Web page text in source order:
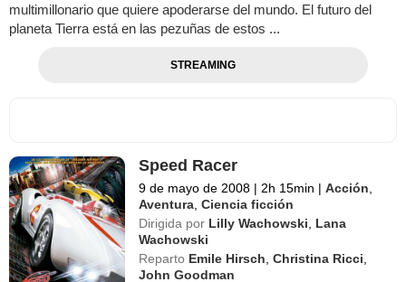
multimillonario que quiere apoderarse del mundo. El futuro del
planeta Tierra está en las pezuñas de estos ...
STREAMING
Speed Racer
9 de mayo de 2008 | 2h 15min | Acción
Aventura ,Ciencia ficción
Dirigida por Lilly Wachowski
Lana
Wachowski
Reparto Emile Hirsch ,Christina Ricci
John Goodman